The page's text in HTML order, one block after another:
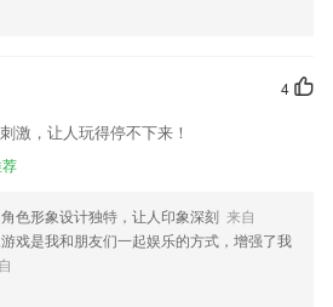
4
激，让人玩得停不下来！
角色形象设计独特，让人印象深刻 来自
游戏是我和朋友们一起娱乐的方式，增强了我